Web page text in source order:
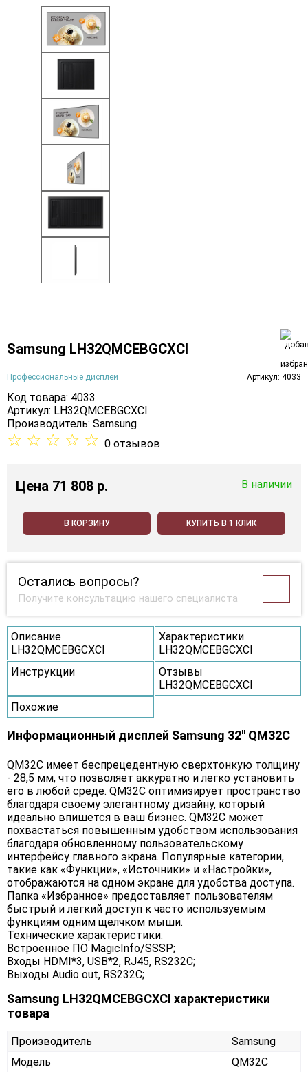
Samsung LH32QMCEBGCXCI
Профессиональные дисплеи Артикул: 4033
Код товара: 4033
Артикул: LH32QMCEBGCXCI
Производитель: Samsung
☆ ☆ ☆ ☆ ☆ 0 отзывов
Цена 71 808 p. В наличии
В КОРЗИНУ КУПИТЬ В 1 КЛИК
Остались вопросы?
Получите консультацию нашего специалиста
Описание
LH32QMCEBGCXCI
Характеристики
LH32QMCEBGCXCI
Инструкции
Отзывы
LH32QMCEBGCXCI
Похожие
Информационный дисплей Samsung 32" QM32C
QM32C имеет беспрецедентную сверхтонкую толщину
- 28,5 мм, что позволяет аккуратно и легко установить
его в любой среде. QM32C оптимизирует пространство
благодаря своему элегантному дизайну, который
идеально впишется в ваш бизнес. QM32C может
похвастаться повышенным удобством использования
благодаря обновленному пользовательскому
интерфейсу главного экрана. Популярные категории,
такие как «Функции», «Источники» и «Настройки»,
отображаются на одном экране для удобства доступа.
Папка «Избранное» предоставляет пользователям
быстрый и легкий доступ к часто используемым
функциям одним щелчком мыши.
Технические характеристики:
Встроенное ПО MagicInfo/SSSP;
Входы HDMI*3, USB*2, RJ45, RS232С;
Выходы Audio out, RS232С;
Samsung LH32QMCEBGCXCI характеристики
товара
Производитель
Samsung
Модель
QM32C